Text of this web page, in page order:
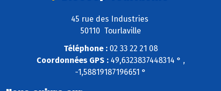
45 rue des Industries
50110 Tourlaville
Téléphone :02 33 22 21 08
Coordonnées GPS :49,6323837448314 ° ,
-1,58819187196651 °